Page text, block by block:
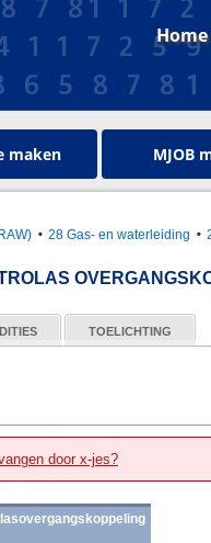
Home
maken MJOB
28 Gas- en waterleiding
TOELICHTING
door x-jes?